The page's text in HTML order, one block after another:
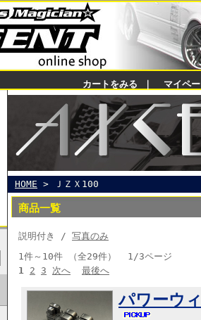
カートをみる マイペ
HOME > ＪＺＸ100
商品一覧
説明付き / 写真のみ
1件～10件 （全29件） 1/3ページ
1 2 3 次へ 最後へ
パワーウ